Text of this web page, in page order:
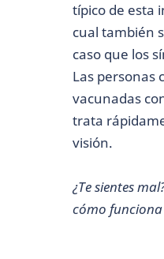
típico de esta
cual también
caso que los
Las personas
vacunadas
trata
visión.
¿Te sientes
cómo